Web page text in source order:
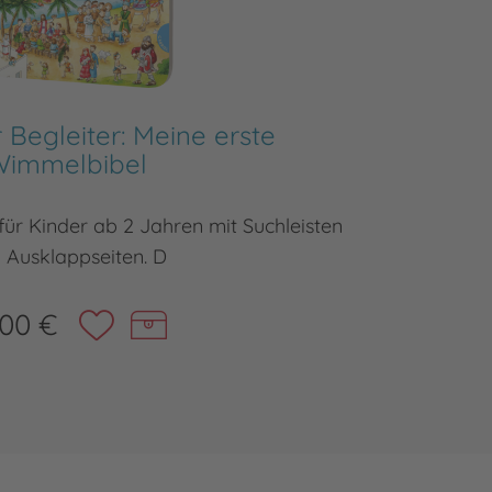
Meine erste
Kinder ab 2 Jahren mit Suchleisten
Ausklappseiten. D
€